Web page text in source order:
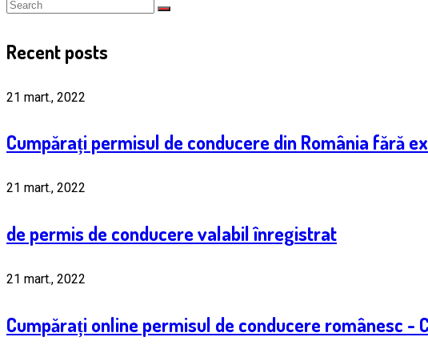
Recent posts
21 mart., 2022
Cumpărați permisul de conducere din România fără
21 mart., 2022
de permis de conducere valabil înregistrat
21 mart., 2022
Cumpărați online permisul de conducere românesc -